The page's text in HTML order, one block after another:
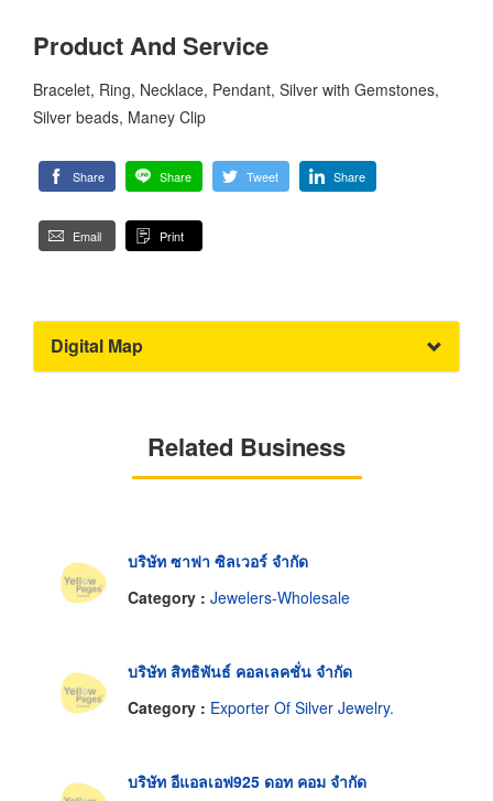
Product And Service
Bracelet, Ring, Necklace, Pendant, Silver with Gemstones,
Silver beads, Maney Clip
Share Share Tweet Share
Email Print
Digital Map
Related Business
บริษัท ซาฟา ซิลเวอร์ จำกัด
Category : Jewelers-Wholesale
บริษัท สิทธิพันธ์ คอลเลคชั่น จำกัด
Category : Exporter Of Silver Jewelry.
บริษัท อีแอลเอฟ925 ดอท คอม จำกัด